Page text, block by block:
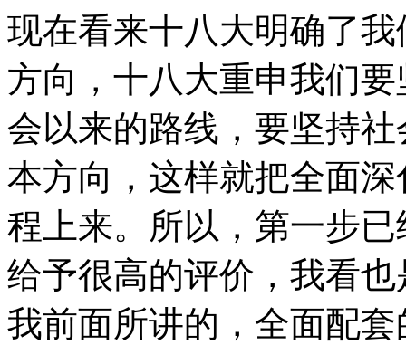
现在看来十八大明确了
方向，十八大重申我们
会以来的路线，要坚持
本方向，这样就把全面
程上来。所以，第一步
给予很高的评价，我看
我前面所讲的，全面配